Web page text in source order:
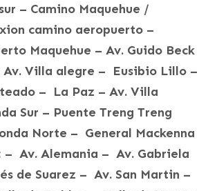
– Camino Maquehue /
camino aeropuerto –
Maquehue – Av. Guido Beck
Av. Villa alegre – Eusibio Lillo –
– La Paz – Av. Villa
Sur – Puente Treng Treng
Norte – General Mackenna
– Av. Alemania – Av. Gabriela
de Suarez – Av. San Martin –